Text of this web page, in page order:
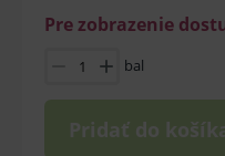
Pre zobrazenie
bal
Pridať do